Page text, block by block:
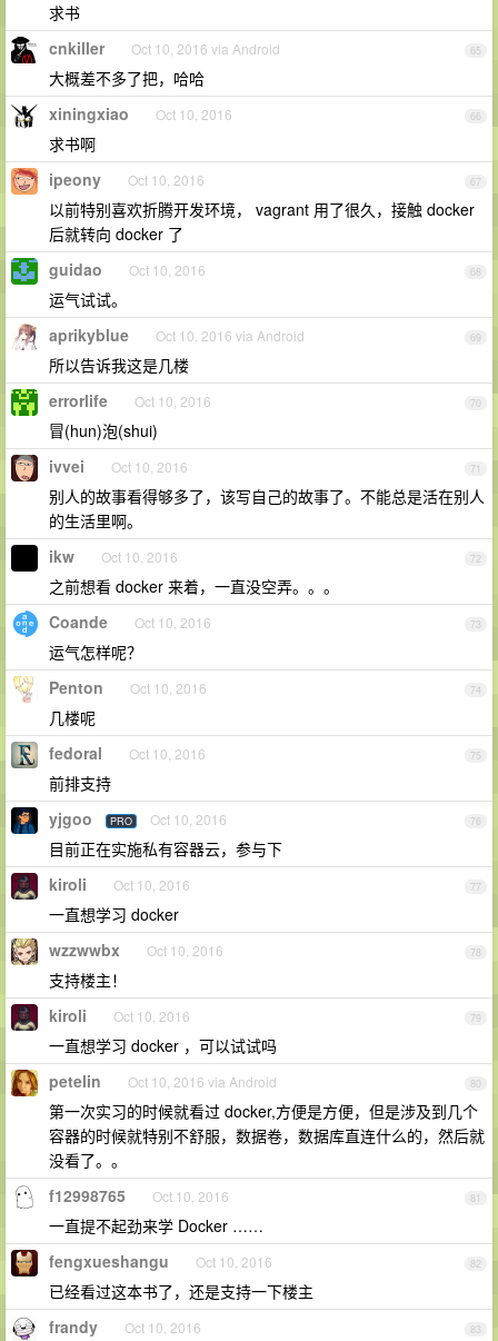
求书
65
cnkiller Oct 10, 2016 via Android
大概差不多了把，哈哈
66
xiningxiao Oct 10, 2016
求书啊
67
ipeony Oct 10, 2016
以前特别喜欢折腾开发环境， vagrant 用了很久，接触 docker
后就转向 docker 了
68
guidao Oct 10, 2016
运气试试。
69
aprikyblue Oct 10, 2016 via Android
所以告诉我这是几楼
70
errorlife Oct 10, 2016
冒(hun)泡(shui)
71
ivvei Oct 10, 2016
别人的故事看得够多了，该写自己的故事了。不能总是活在别人
的生活里啊。
72
ikw Oct 10, 2016
之前想看 docker 来着，一直没空弄。。。
73
Coande Oct 10, 2016
运气怎样呢？
74
Penton Oct 10, 2016
几楼呢
75
fedoral Oct 10, 2016
前排支持
76
yjgoo PRO Oct 10, 2016
目前正在实施私有容器云，参与下
77
kiroli Oct 10, 2016
一直想学习 docker
78
wzzwwbx Oct 10, 2016
支持楼主！
79
kiroli Oct 10, 2016
一直想学习 docker ，可以试试吗
80
petelin Oct 10, 2016 via Android
第一次实习的时候就看过 docker,方便是方便，但是涉及到几个
容器的时候就特别不舒服，数据卷，数据库直连什么的，然后就
没看了。。
81
f12998765 Oct 10, 2016
一直提不起劲来学 Docker ……
82
fengxueshangu Oct 10, 2016
已经看过这本书了，还是支持一下楼主
83
frandy Oct 10, 2016